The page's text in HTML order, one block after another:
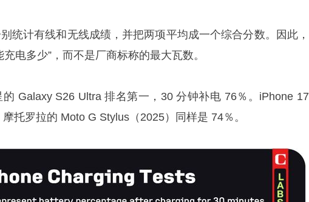
统计有线和无线成绩，并把两项平均成一个综合分数。因此，
电多少”，而不是厂商标称的最大瓦数。
Galaxy S26 Ultra 排名第一，30 分钟补电 76％。iPhone 17
托罗拉的 Moto G Stylus（2025）同样是 74％。